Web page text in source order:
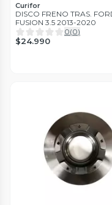
Curifor
DISCO FRENO TRAS.
FUSION 3.5 2013-2020
0(0)
$24.990